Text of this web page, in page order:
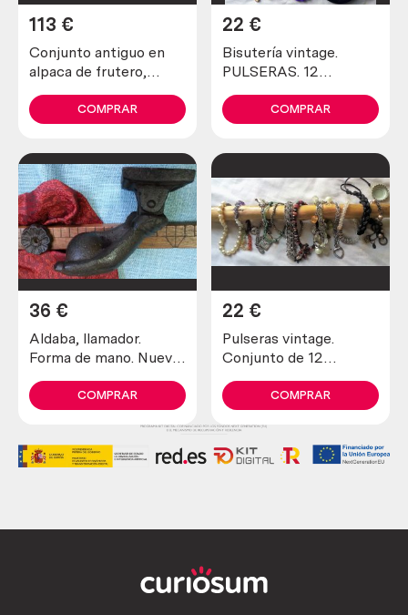
Conjunto antiguo en
alpaca de frutero,
piezas
113 €
COMPRAR
Bisutería vintage.
PULSERAS. 12
22 €
COMPRAR
Aldaba, llamador.
Forma de mano. Nueva
36 €
COMPRAR
Pulseras vintage.
Conjunto de 12
22 €
COMPRAR